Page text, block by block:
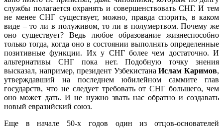
службы полагается охранять и совершенствовать СНГ. И тем
не менее СНГ существует, можно, правда спорить, в каком
виде – то ли в полуживом, то ли в полумертвом. Почему же
оно существует? Ведь любое образование жизнеспособно
только тогда, когда оно в состоянии выполнять определенные
позитивные функции. Их у СНГ более чем достаточно. И
альтернативы СНГ пока нет. Подобную точку знения
высказал, например, президент УзбекистанаИслам Каримов,
утверждавший на последнем юбилейном саммите глав
государств, что не следует требовать от СНГ большего, чем
оно может дать. И не нужно звать нас обратно и создавать
новый евразийский союз.
Еще в начале 50-х годов один из отцов-основателей